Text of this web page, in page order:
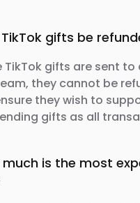
gifts be
TikTok gifts are sent
they cannot be
they wish to
gifts as all
much is the most